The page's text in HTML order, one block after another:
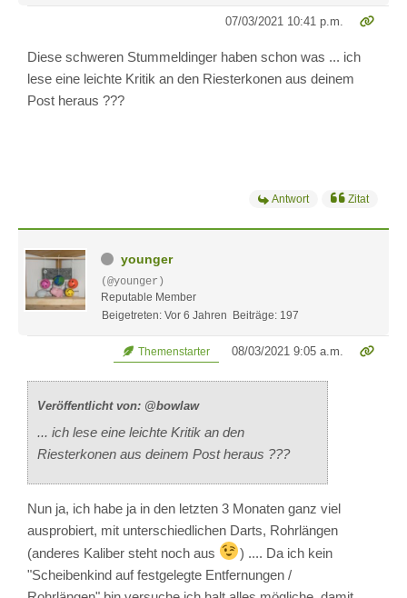
07/03/2021 10:41 p.m.
Diese schweren Stummeldinger haben schon was ... ich
lese eine leichte Kritik an den Riesterkonen aus deinem
Post heraus ???
Antwort Zitat
younger
(@younger)
Reputable Member
Beigetreten: Vor 6 Jahren Beiträge: 197
Themenstarter 08/03/2021 9:05 a.m.
Veröffentlicht von: @bowlaw
... ich lese eine leichte Kritik an den
Riesterkonen aus deinem Post heraus ???
Nun ja, ich habe ja in den letzten 3 Monaten ganz viel
ausprobiert, mit unterschiedlichen Darts, Rohrlängen
(anderes Kaliber steht noch aus
) .... Da ich kein
"Scheibenkind auf festgelegte Entfernungen /